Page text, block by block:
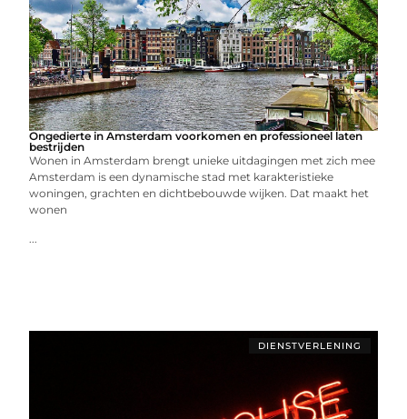
Ongedierte in Amsterdam voorkomen en professioneel laten
bestrijden
Wonen in Amsterdam brengt unieke uitdagingen met zich mee
Amsterdam is een dynamische stad met karakteristieke
woningen, grachten en dichtbebouwde wijken. Dat maakt het
wonen
...
DIENSTVERLENING